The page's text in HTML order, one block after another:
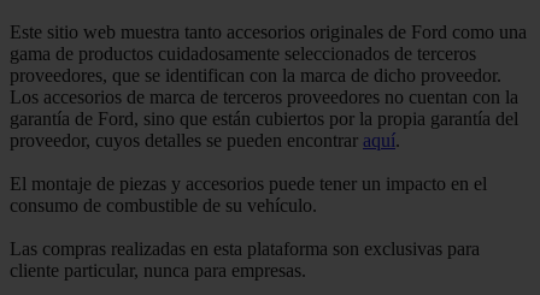
Este sitio web muestra tanto accesorios originales de Ford como una
gama de productos cuidadosamente seleccionados de terceros
proveedores, que se identifican con la marca de dicho proveedor.
Los accesorios de marca de terceros proveedores no cuentan con la
garantía de Ford, sino que están cubiertos por la propia garantía del
proveedor, cuyos detalles se pueden encontrar aquí.
El montaje de piezas y accesorios puede tener un impacto en el
consumo de combustible de su vehículo.
Las compras realizadas en esta plataforma son exclusivas para
cliente particular, nunca para empresas.